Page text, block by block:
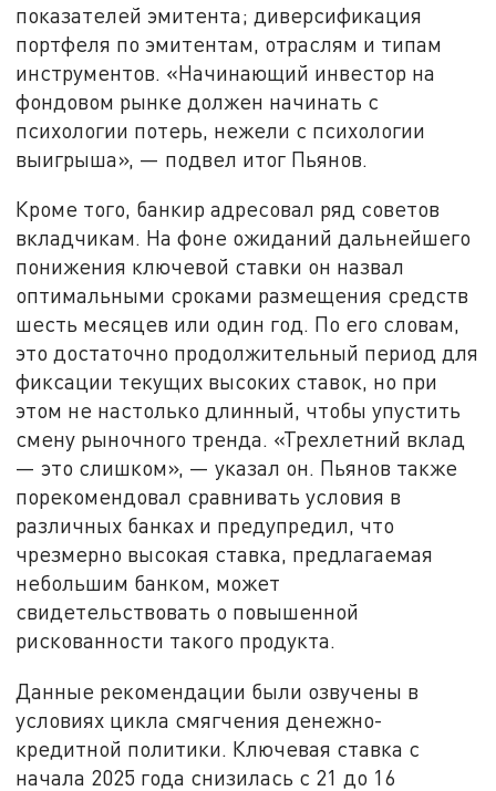
показателей эмитента; диверсификация
портфеля по эмитентам, отраслям и типам
инструментов. «Начинающий инвестор на
фондовом рынке должен начинать с
психологии потерь, нежели с психологии
выигрыша», — подвел итог Пьянов.
Кроме того, банкир адресовал ряд советов
вкладчикам. На фоне ожиданий дальнейшего
понижения ключевой ставки он назвал
оптимальными сроками размещения средств
шесть месяцев или один год. По его словам,
это достаточно продолжительный период для
фиксации текущих высоких ставок, но при
этом не настолько длинный, чтобы упустить
смену рыночного тренда. «Трехлетний вклад
— это слишком», — указал он. Пьянов также
порекомендовал сравнивать условия в
различных банках и предупредил, что
чрезмерно высокая ставка, предлагаемая
небольшим банком, может
свидетельствовать о повышенной
рискованности такого продукта.
Данные рекомендации были озвучены в
условиях цикла смягчения денежно-
кредитной политики. Ключевая ставка с
начала 2025 года снизилась с 21 до 16